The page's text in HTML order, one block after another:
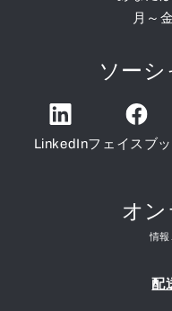
月～
ソー
LinkedInフェイスブ
オ
情報
配